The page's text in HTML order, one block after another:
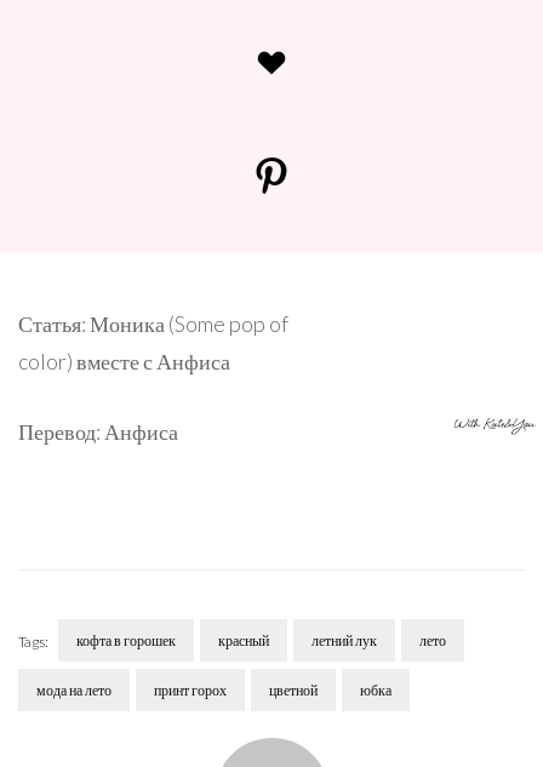
Статья: Моника (Some pop of
color) вместе с Анфиса
Перевод: Анфиса
Tags: кофта в горошек красный летний лук лето
мода на лето принт горох цветной юбка